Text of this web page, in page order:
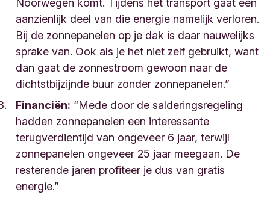
Noorwegen komt. Tijdens het transport gaat een
aanzienlijk deel van die energie namelijk verloren.
Bij de zonnepanelen op je dak is daar nauwelijks
sprake van. Ook als je het niet zelf gebruikt, want
dan gaat de zonnestroom gewoon naar de
dichtstbijzijnde buur zonder zonnepanelen.”
Financiën: “Mede door de salderingsregeling
hadden zonnepanelen een interessante
terugverdientijd van ongeveer 6 jaar, terwijl
zonnepanelen ongeveer 25 jaar meegaan. De
resterende jaren profiteer je dus van gratis
energie.”